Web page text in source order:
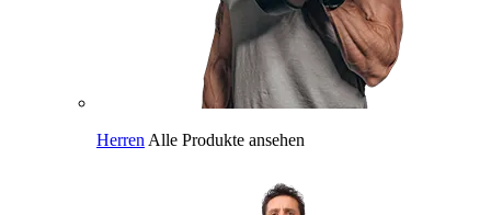
Herren Alle Produkte ansehen